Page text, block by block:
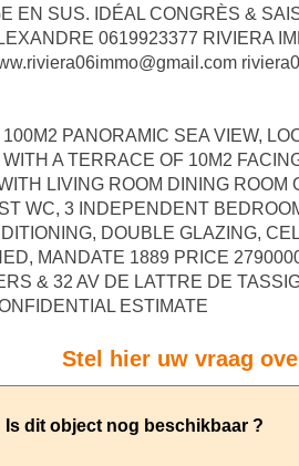
EN SUS. IDÉAL CONGRÈS &
0619923377 RIVIERA
PANORAMIC SEA VIEW,
A TERRACE OF 10M2
LIVING ROOM DINING
WC, 3 INDEPENDENT
DOUBLE GLAZING,
MANDATE 1889 PRICE
& 32 AV DE LATTRE DE
ESTIMATE
Stel hier uw vraag